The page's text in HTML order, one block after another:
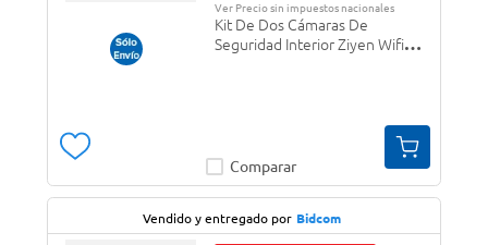
Ver Precio sin impuestos nacionales
Kit De Dos Cámaras De
Seguridad Interior Ziyen Wifi
Comparar
Vendido y entregado por Bidcom